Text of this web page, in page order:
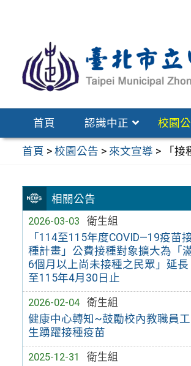
區
首頁 認識中正 校園
首頁 >校園公告 > 來文宣導 > 「
相關公告
2026-03-03
衛生組
「114至115年度COVID—19疫苗
種計畫」公費接種對象擴大為「
6個月以上尚未接種之民眾」延長
至115年4月30日止
2026-02-04
衛生組
健康中心轉知~鼓勵校內教職員工
生踴躍接種疫苗
2025-12-31
衛生組